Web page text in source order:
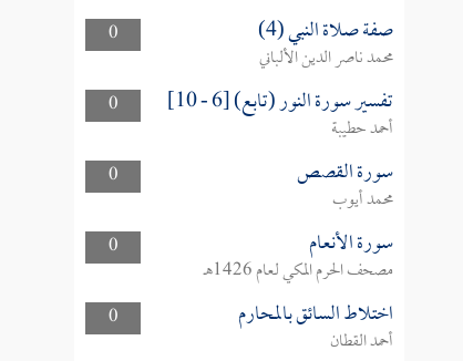
0 صفة صلاة النبي (4)
محمد ناصر الدين الألباني
0
تفسير سورة النور (تابع) [6 - 10]
أحمد حطيبة
0
سورة القصص
محمد أيوب
0
سورة الأنعام
مصحف الحرم المكي لعام 1426هـ
0
اختلاط السائق بالمحارم
أحمد القطان